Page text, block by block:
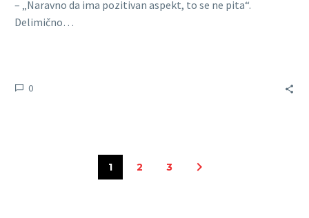
– „Naravno da ima pozitivan aspekt, to se ne pita“.
Delimično…
0
1 2 3